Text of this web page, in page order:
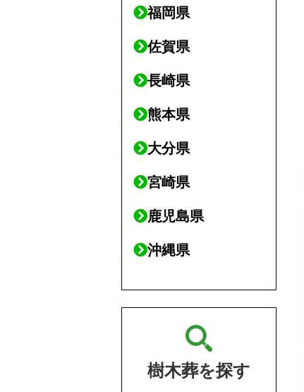
福岡県
佐賀県
長崎県
熊本県
大分県
宮崎県
鹿児島県
沖縄県
樹木葬を探す